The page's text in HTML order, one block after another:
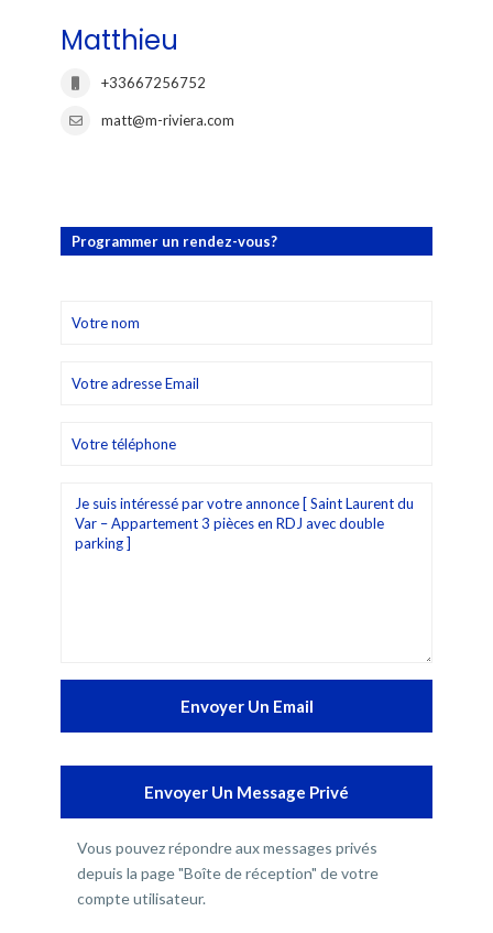
Matthieu
+33667256752
matt@m-riviera.com
Programmer un rendez-vous?
Vous pouvez répondre aux messages privés
depuis la page "Boîte de réception" de votre
compte utilisateur.